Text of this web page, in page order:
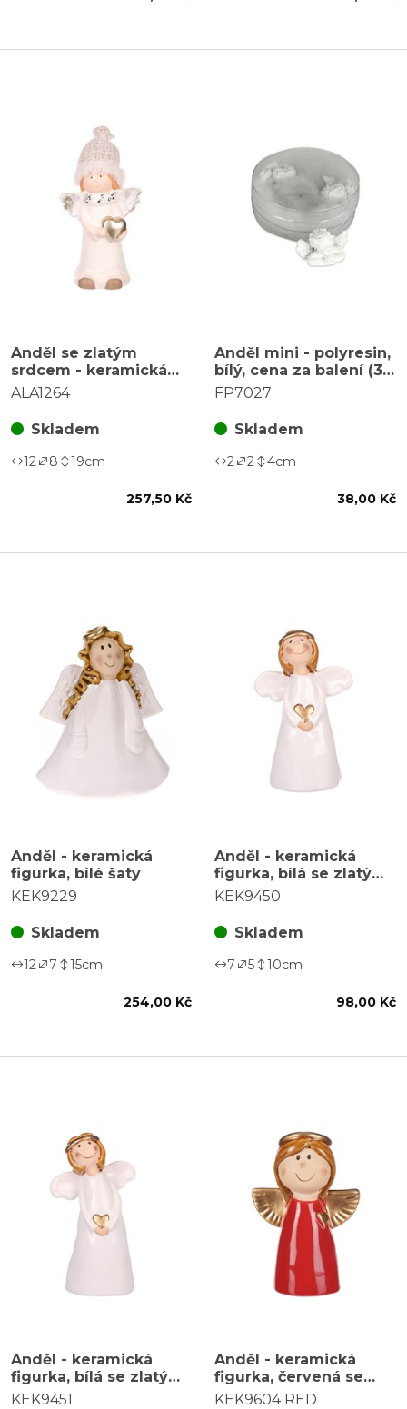
Anděl se zlatým
srdcem - keramická
figurka, barva béžová
ALA1264
Skladem
12 8 19cm
257,50 Kč
Anděl mini - polyresin,
bílý, cena za balení (3
ks)
FP7027
Skladem
2 2 4cm
38,00 Kč
Anděl - keramická
figurka, bílé šaty
KEK9229
Skladem
12 7 15cm
254,00 Kč
Anděl - keramická
figurka, bílá se zlatým
srdcem
KEK9450
Skladem
7 5 10cm
98,00 Kč
Anděl - keramická
figurka, bílá se zlatým
srdcem
KEK9451
Anděl - keramická
figurka, červená se
zlatými křídly
KEK9604 RED